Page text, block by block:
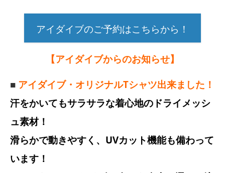
アイダイブのご予約はこちらから！
【アイダイブからのお知らせ】
■ アイダイブ・オリジナルTシャツ出来ました！
汗をかいてもサラサラな着心地のドライメッシ
ュ素材！
滑らかで動きやすく、UVカット機能も備わって
います！